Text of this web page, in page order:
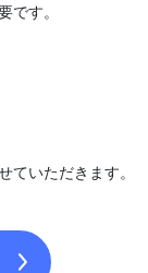
です。
ていただきます。